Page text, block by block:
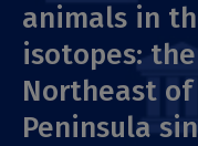
animals in
isotopes:
Northeast
Peninsula